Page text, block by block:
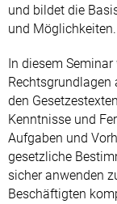
und bildet die
und Möglichkeiten.
In diesem
den
Kenntnisse und
Aufgaben und
gesetzliche
sicher anwenden
Beschäftigten